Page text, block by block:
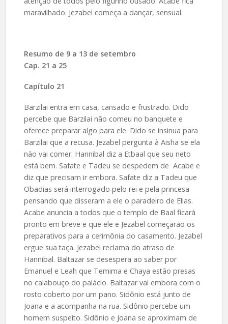
maravilhado. Jezabel começa a dançar, sensual.
Resumo de 9 a 13 de setembro
Cap. 21 a 25
Capítulo 21
Barzilai entra em casa, cansado e frustrado. Dido
percebe que Barzilai não comeu no banquete e
oferece preparar algo para ele. Dido se insinua para
Barzilai que a recusa. Jezabel pergunta à Aisha se ela
não vai comer. Hannibal diz a Etbaal que seu neto
está bem. Safate e Tadeu se despedem de Acabe e
diz que precisam ir embora. Safate diz a Tadeu que
Obadias será interrogado pelo rei e pela princesa
pensando que disseram a ele o paradeiro de Elias.
Acabe anuncia a todos que o templo de Baal ficará
pronto em breve e que ele e Jezabel começarão os
preparativos para a cerimônia do casamento. Jezabel
ergue sua taça. Jezabel reclama do atraso de
Hannibal. Baltazar se desespera ao saber por
Emanuel e Leah que Temima e Chaya estão presas
no calabouço do palácio. Baltazar vai embora com o
rosto coberto por um pano. Sidônio está junto de
Joana e a acompanha na rua. Sidônio percebe um
homem suspeito. Sidônio e Joana se aproximam de